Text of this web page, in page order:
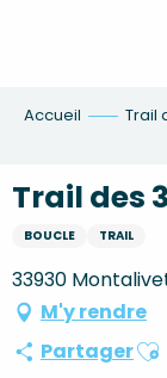
Accueil Trail
Trail des
BOUCLE TRAIL
33930
M'y rendre
Partager